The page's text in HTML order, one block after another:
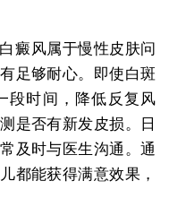
癜风属于慢性皮肤问
足够耐心。即使白斑
段时间，降低反复风
是否有新发皮损。日
及时与医生沟通。通
都能获得满意效果，